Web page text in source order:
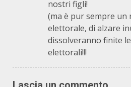
nostri figli!
(ma è pur sempre un
elettorale, di alzare
dissolveranno finite
elettorali!!!